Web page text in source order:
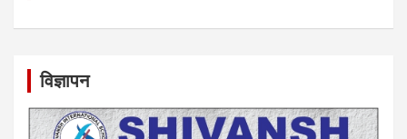
विज्ञापन